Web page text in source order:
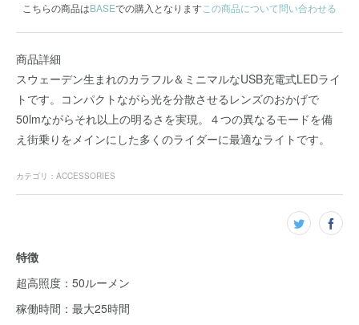
こちらの商品はBASEでの購入となりますこの商品について問い合わせる
商品詳細
スウェーデン生まれのカラフル＆ミニマルなUSB充電式LEDライ
トです。コンパクトながら光を分散させるレンズのおかげで
50lmながらそれ以上の明るさを実現。４つの異なるモードを備
え街乗りをメインにした多くのライダーに最適なライトです。
カテゴリ ： ACCESSORIES
特徴
超高照度：50ルーメン
稼働時間：最大25時間